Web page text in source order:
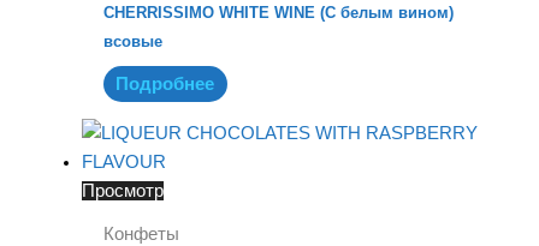
CHERRISSIMO WHITE WINE (С белым вином)
всовые
Подробнее
Просмотр
Конфеты